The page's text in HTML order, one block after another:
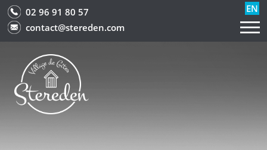
02 96 91 80 57
contact@stereden.com
EN